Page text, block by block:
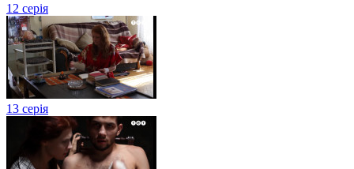
12 серія
13 серія